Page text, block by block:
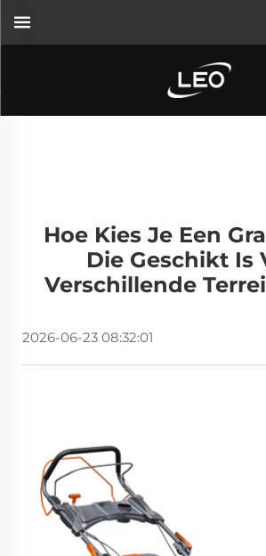
Hoe Kies Je Een
Die Geschikt Is
Verschillende
2026-06-23 08:32:01